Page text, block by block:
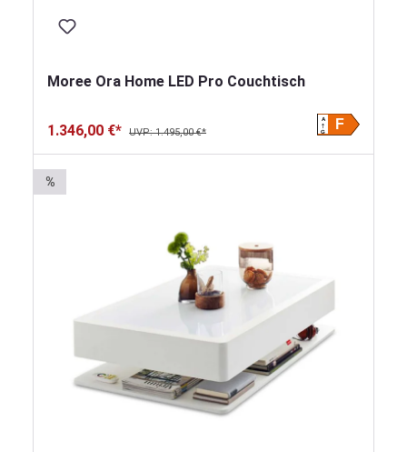
Moree Ora Home LED Pro Couchtisch
1.346,00 €* UVP: 1.495,00 €*
F
A
G
%